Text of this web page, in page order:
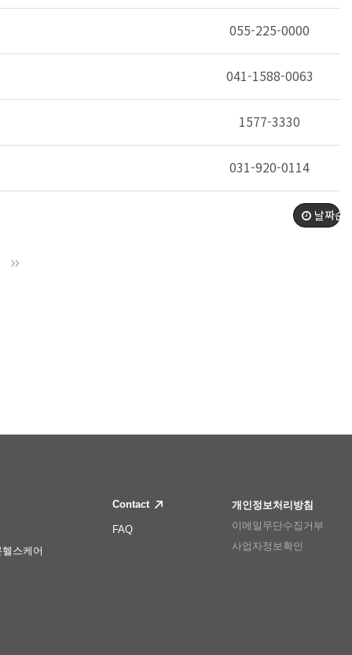
055-225-0000
041-1588-0063
1577-3330
031-920-0114
날짜순
스케어
Contact
FAQ
개인정보처리방침
이메일무단수집거부
사업자정보확인